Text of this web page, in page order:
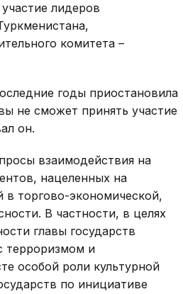
лидеров
комитета –
годы приостановила
не сможет принять участие
он.
взаимодействия на
нацеленных на
в торгово-экономической,
В частности, в целях
главы государств
терроризмом и
особой роли культурной
по инициативе